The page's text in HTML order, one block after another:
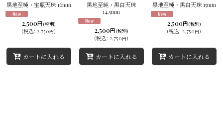
黒地至純・宝瓶天珠 16mm
2,500円 (税別)
(税込: 2,750円)
カートに入れる
黒地至純・黒白天珠
14.5mm
2,500円 (税別)
(税込: 2,750円)
カートに入れる
黒地至純・黒白天珠 15mm
2,500円 (税別)
(税込: 2,750円)
カートに入れる